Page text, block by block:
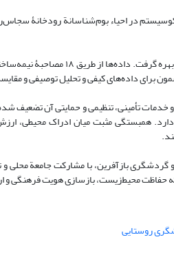
در احیاء بوم‌شناسانة رودخانۀ
روش پژوهش: مطالعة حاضر از رویکرد ترکیبی
داده‌های کیفی و تحلیل توصیفی و
دهة اخیر، دبی رودخانه 60-۷۰ درصد کاهش یافته و خدمات تأمینی،
همبستگی مثبت میان ادراک محیطی،
بازآفرین، با مشارکت جامعة
حفاظت محیط‌زیست، بازسازی هویت فرهنگی و
روستایی